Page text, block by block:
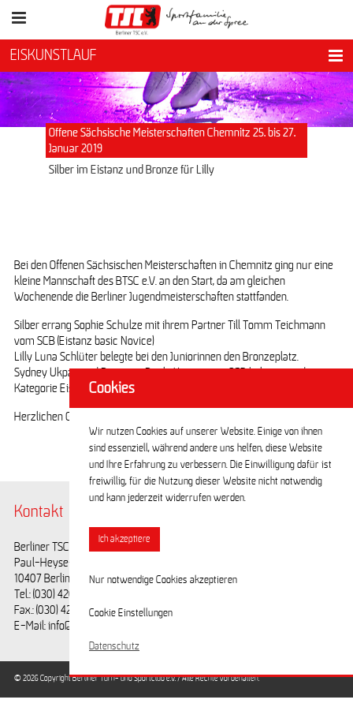
EISKUNSTLAUF
Offene Sächsische Meisterschaften Chemnitz 25. bis 27.
Januar 2019
Silber im Eistanz und Bronze für Lilly
Bei den Offenen Sächsischen Meisterschaften in Chemnitz ging nur eine
kleine Mannschaft des BTSC e.V. an den Start, da am gleichen
Wochenende die Berliner Jugendmeisterschaften stattfanden.
Silber errang Sophie Schulze mit ihrem Partner Till Tomm Teichmann
vom SCB (Eistanz basic Novice)
Lilly Luna Schlüter belegte bei den Juniorinnen den Bronzeplatz.
Sydney Ukpaa und Partnerin Paula Kappis vom SCB belegten in der
Kategorie Eistanz intermidiate Novice den 4. Rang.
Herzlichen Glückwunsch an die Medaillengewinner und Platzierten!
Kontakt
Berliner TSC e.V.
Paul-Heyse-Straße 25
10407 Berlin
Tel.: (030) 42028593
Fax.: (030) 42028594
E-Mail: info@berlinertsc.de
© 2026 Copyright Berliner Turn- und Sportclub e.V. / Alle Rechte vorbehalten.
Cookies
Wir nutzen Cookies auf unserer Website. Einige von ihnen
sind essenziell, während andere uns helfen, diese Website
und Ihre Erfahrung zu verbessern. Die Einwilligung dafür ist
freiwillig, für die Nutzung dieser Website nicht notwendig
und kann jederzeit widerrufen werden.
Ich akzeptiere
Nur notwendige Cookies akzeptieren
Cookie Einstellungen
Datenschutz